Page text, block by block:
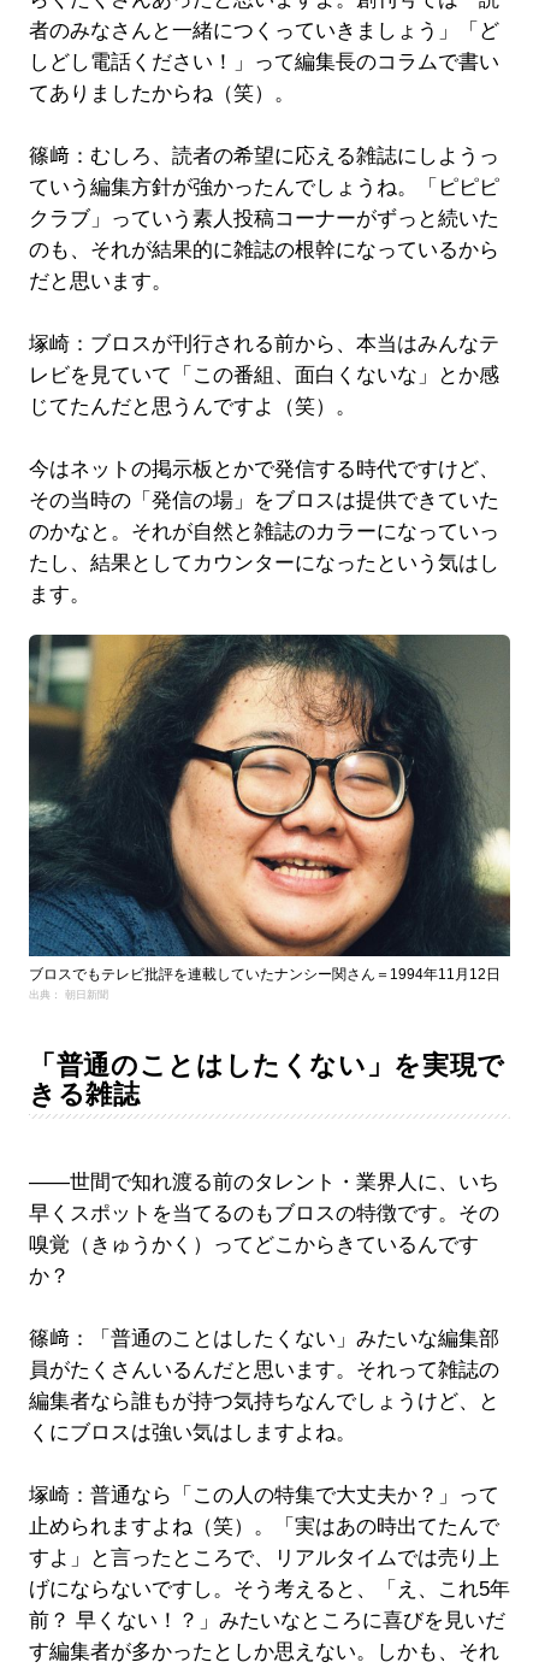
者のみなさんと一緒につくっていきましょう」「ど
しどし電話ください！」って編集長のコラムで書い
てありましたからね（笑）。
篠﨑：むしろ、読者の希望に応える雑誌にしようっ
ていう編集方針が強かったんでしょうね。「ピピピ
クラブ」っていう素人投稿コーナーがずっと続いた
のも、それが結果的に雑誌の根幹になっているから
だと思います。
塚崎：ブロスが刊行される前から、本当はみんなテ
レビを見ていて「この番組、面白くないな」とか感
じてたんだと思うんですよ（笑）。
今はネットの掲示板とかで発信する時代ですけど、
その当時の「発信の場」をブロスは提供できていた
のかなと。それが自然と雑誌のカラーになっていっ
たし、結果としてカウンターになったという気はし
ます。
ブロスでもテレビ批評を連載していたナンシー関さん＝1994年11月12日
出典： 朝日新聞
「普通のことはしたくない」を実現で
きる雑誌
――世間で知れ渡る前のタレント・業界人に、いち
早くスポットを当てるのもブロスの特徴です。その
嗅覚（きゅうかく）ってどこからきているんです
か？
篠﨑：「普通のことはしたくない」みたいな編集部
員がたくさんいるんだと思います。それって雑誌の
編集者なら誰もが持つ気持ちなんでしょうけど、と
くにブロスは強い気はしますよね。
塚崎：普通なら「この人の特集で大丈夫か？」って
止められますよね（笑）。「実はあの時出てたんで
すよ」と言ったところで、リアルタイムでは売り上
げにならないですし。そう考えると、「え、これ5年
前？ 早くない！？」みたいなところに喜びを見いだ
す編集者が多かったとしか思えない。しかも、それ